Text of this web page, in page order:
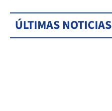
ÚLTIMAS NOTICIAS